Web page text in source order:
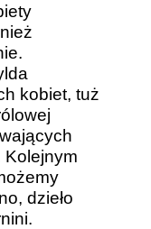
kobiet, tuż
Kolejnym
dzieło